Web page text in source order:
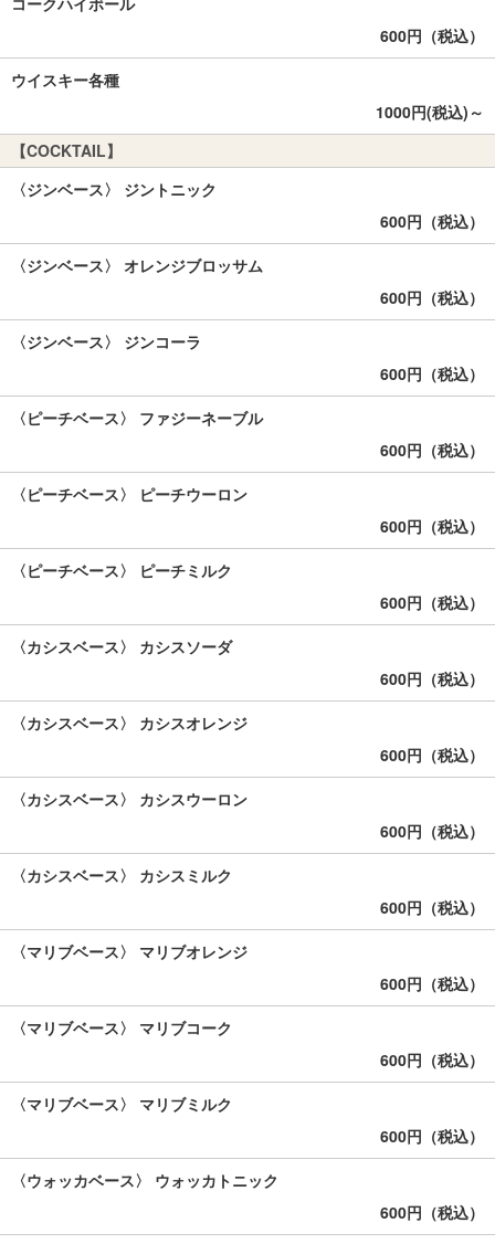
600円（税込）
ウイスキー各種
1000円(税込)～
【COCKTAIL】
〈ジンベース〉 ジントニック
600円（税込）
〈ジンベース〉 オレンジブロッサム
600円（税込）
〈ジンベース〉 ジンコーラ
600円（税込）
〈ピーチベース〉 ファジーネーブル
600円（税込）
〈ピーチベース〉 ピーチウーロン
600円（税込）
〈ピーチベース〉 ピーチミルク
600円（税込）
〈カシスベース〉 カシスソーダ
600円（税込）
〈カシスベース〉 カシスオレンジ
600円（税込）
〈カシスベース〉 カシスウーロン
600円（税込）
〈カシスベース〉 カシスミルク
600円（税込）
〈マリブベース〉 マリブオレンジ
600円（税込）
〈マリブベース〉 マリブコーク
600円（税込）
〈マリブベース〉 マリブミルク
600円（税込）
〈ウォッカベース〉 ウォッカトニック
600円（税込）